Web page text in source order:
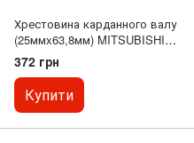
Хрестовина карданного валу
(25ммx63,8мм) MITSUBISHI
DELICA / SPACE GEAR,
ECLIPSE II, L 300 / DELICA II,
L 300 III, L200, L400, LANCER
III, LANCER IV, LANCER V,
372 грн
Купити